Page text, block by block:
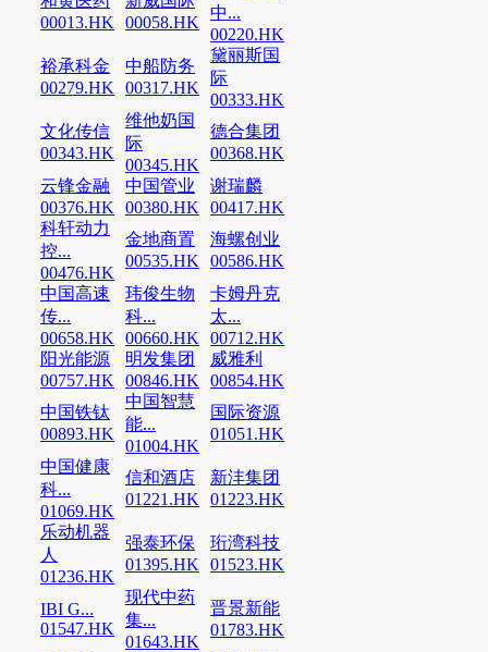
00013.HK
00058.HK
中...
00220.HK
裕承科金
00279.HK
中船防务
00317.HK
黛丽斯国
际
00333.HK
文化传信
00343.HK
维他奶国
际
00345.HK
德合集团
00368.HK
云锋金融
00376.HK
中国管业
00380.HK
谢瑞麟
00417.HK
科轩动力
控...
00476.HK
金地商置
00535.HK
海螺创业
00586.HK
中国高速
传...
00658.HK
玮俊生物
科...
00660.HK
卡姆丹克
太...
00712.HK
阳光能源
00757.HK
明发集团
00846.HK
威雅利
00854.HK
中国铁钛
00893.HK
中国智慧
能...
01004.HK
国际资源
01051.HK
中国健康
科...
01069.HK
信和酒店
01221.HK
新沣集团
01223.HK
乐动机器
人
01236.HK
强泰环保
01395.HK
珩湾科技
01523.HK
IBI G...
01547.HK
现代中药
集...
01643.HK
晋景新能
01783.HK